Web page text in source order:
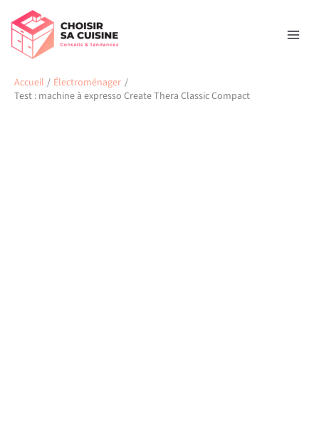
contenu
Accueil
Électroménager
Test : machine à expresso Create Thera Classic Compact
Rechercher